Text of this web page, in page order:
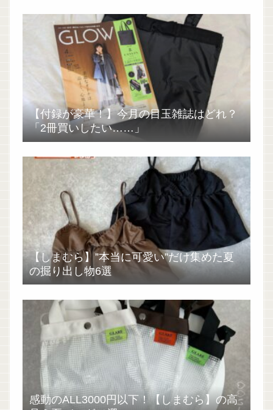
【付録が豪華！】今月の目玉雑誌はどれ？
「2冊買いしたい……」
【しまむら】”本当に可愛い”だけ集めた夏
の掘り出し物6選
感動のALL3000円以下！【しまむら】の高